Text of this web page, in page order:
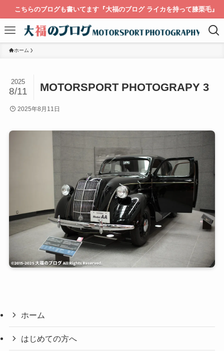
こちらのブログも書いてます『大福のブログ ライカを持って膝栗毛』
ホーム
MOTORSPORT PHOTOGRAPY 3
2025
8/11
2025年8月11日
ホーム
はじめての方へ